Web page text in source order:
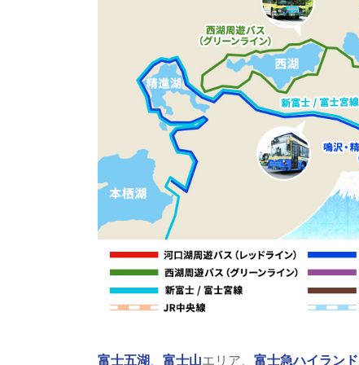
富士五湖 、 富士山エリア、 富士急ハイランド